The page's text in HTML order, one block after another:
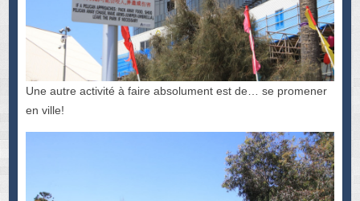
Une autre activité à faire absolument est de… se promener
en ville!